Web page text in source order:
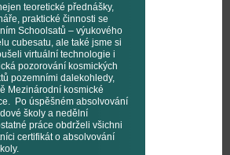
teoretické přednášky,
praktické činnosti se
Schoolsatů – výukového
cubesatu, ale také jsme si
virtuální technologie i
pozorování kosmických
pozemními dalekohledy,
Mezinárodní kosmické
Po úspěšném absolvování
školy a nedělní
práce obdrželi všichni
certifikát o absolvování